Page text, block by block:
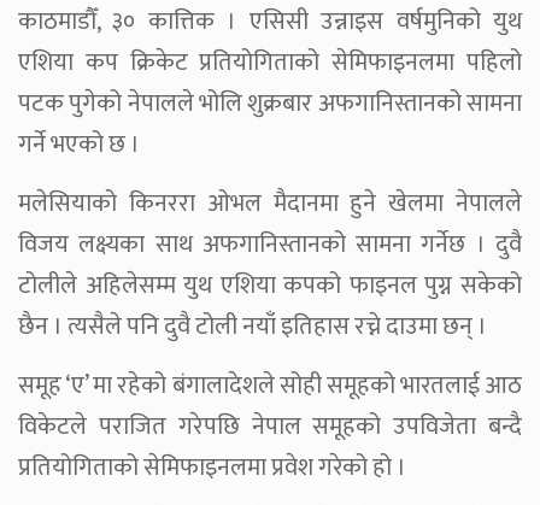
काठमाडौँ, ३० कात्तिक । एसिसी उन्नाइस वर्षमुनिको युथ
एशिया कप क्रिकेट प्रतियोगिताको सेमिफाइनलमा पहिलो
पटक पुगेको नेपालले भोलि शुक्रबार अफगानिस्तानको सामना
गर्ने भएको छ ।
मलेसियाको किनररा ओभल मैदानमा हुने खेलमा नेपालले
विजय लक्ष्यका साथ अफगानिस्तानको सामना गर्नेछ । दुवै
टोलीले अहिलेसम्म युथ एशिया कपको फाइनल पुग्न सकेको
छैन । त्यसैले पनि दुवै टोली नयाँ इतिहास रच्ने दाउमा छन् ।
समूह ‘ए’ मा रहेको बंगालादेशले सोही समूहको भारतलाई आठ
विकेटले पराजित गरेपछि नेपाल समूहको उपविजेता बन्दै
प्रतियोगिताको सेमिफाइनलमा प्रवेश गरेको हो ।